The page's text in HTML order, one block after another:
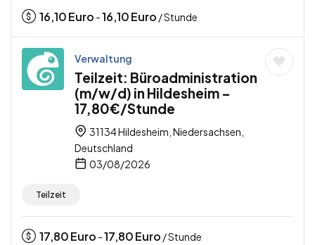
16,10Euro -16,10Euro / Stunde
Verwaltung
Teilzeit: Büroadministration
(m/w/d) in Hildesheim –
17,80€/Stunde
31134 Hildesheim, Niedersachsen,
Deutschland
03/08/2026
Teilzeit
17,80Euro -17,80Euro / Stunde